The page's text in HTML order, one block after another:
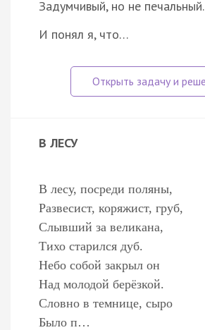
Задумчивый, но не печальный.
И понял я, что…
В ЛЕСУ
В лесу, посреди поляны,
Развесист, коряжист, груб,
Слывший за великана,
Тихо старился дуб.
Небо собой закрыл он
Над молодой берёзкой.
Словно в темнице, сыро
Было п…